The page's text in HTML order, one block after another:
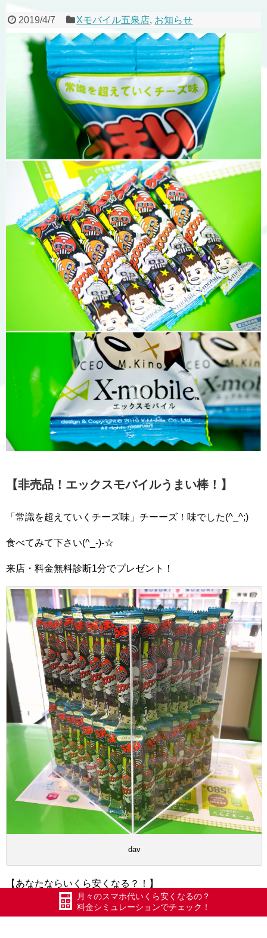
2019/4/7 Xモバイル五泉店, お知らせ
【非売品！エックスモバイルうまい棒！】
「常識を超えていくチーズ味」チーーズ！味でした(^_^;)
食べてみて下さい(^_-)-☆
来店・料金無料診断1分でプレゼント！
dav
【あなたならいくら安くなる？！】
自動計算で1分でわかる！↓月々のスマホ代いくら安くなるの？
料金シミュレーションでチェック！